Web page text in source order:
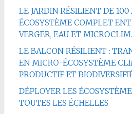
LE JARDIN RÉSILIENT DE 100
ÉCOSYSTÈME COMPLET
VERGER, EAU ET
LE BALCON RÉSILIENT :
EN MICRO-ÉCOSYSTÈME
PRODUCTIF ET
DÉPLOYER LES
TOUTES LES ÉCHELLES